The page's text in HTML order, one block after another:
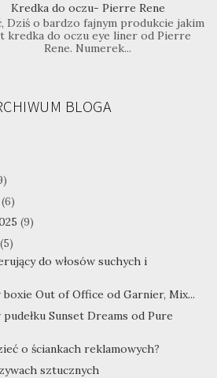
Kredka do oczu- Pierre Rene
Dziś o bardzo fajnym produkcie jakim
kredka do oczu eye liner od Pierre
Rene. Numerek...
BLOGA
(6)
(9)
(5)
do włosów suchych i
boxie Out of Office od Garnier, Mix...
pudełku Sunset Dreams od Pure
o ściankach reklamowych?
sztucznych